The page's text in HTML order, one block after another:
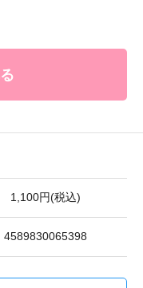
1,100円(税込)
4589830065398